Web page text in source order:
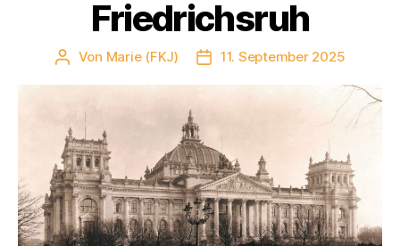
Friedrichsruh
Beitragsautor
Von Marie (FKJ) Veröffentlichungsdatum
11. September 2025